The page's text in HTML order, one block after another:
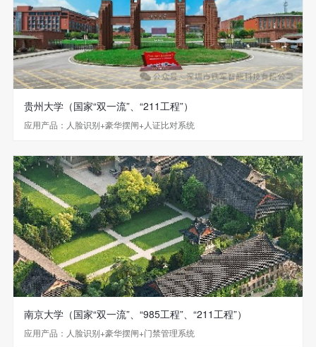
贵州大学（国家“双一流”、“211工程”）
应用产品：人脸识别+豪华摆闸+人证比对系统
南京大学（国家“双一流”、“985工程”、“211工程”）
应用产品：人脸识别+豪华摆闸+门禁管理系统